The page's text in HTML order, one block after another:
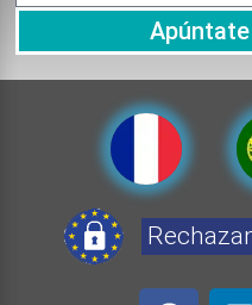
Apúntate